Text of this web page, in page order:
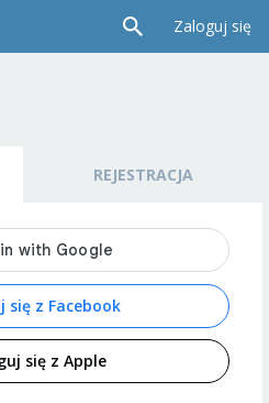
Zaloguj się
REJESTRACJA
się z Facebook
się z Apple